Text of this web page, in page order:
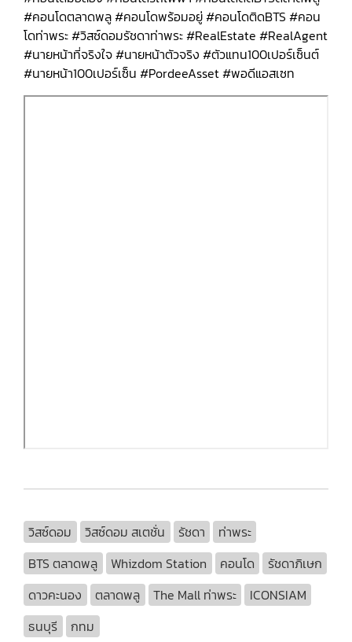
#คอนโดตลาดพลู #คอนโดพร้อมอยู่ #คอนโดติดBTS #คอน
โดท่าพระ #วิสซ์ดอมรัชดาท่าพระ #RealEstate #RealAgent
#นายหน้าที่จริงใจ #นายหน้าตัวจริง #ตัวแทน100เปอร์เซ็นต์
#นายหน้า100เปอร์เซ็น #PordeeAsset #พอดีแอสเซท
วิสซ์ดอม วิสซ์ดอม สเตชั่น รัชดา
ท่าพระ
BTS ตลาดพลู
Whizdom Station คอนโด
รัชดาภิเษก
ดาวคะนอง
ตลาดพลู The Mall ท่าพระ
ICONSIAM
ธนบุรี
กทม